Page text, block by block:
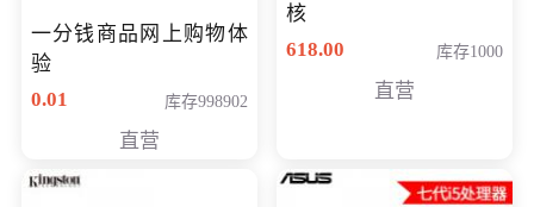
一分钱商品网上购物体
验
0.01
库存998902
直营
核
618.00
库存1000
直营